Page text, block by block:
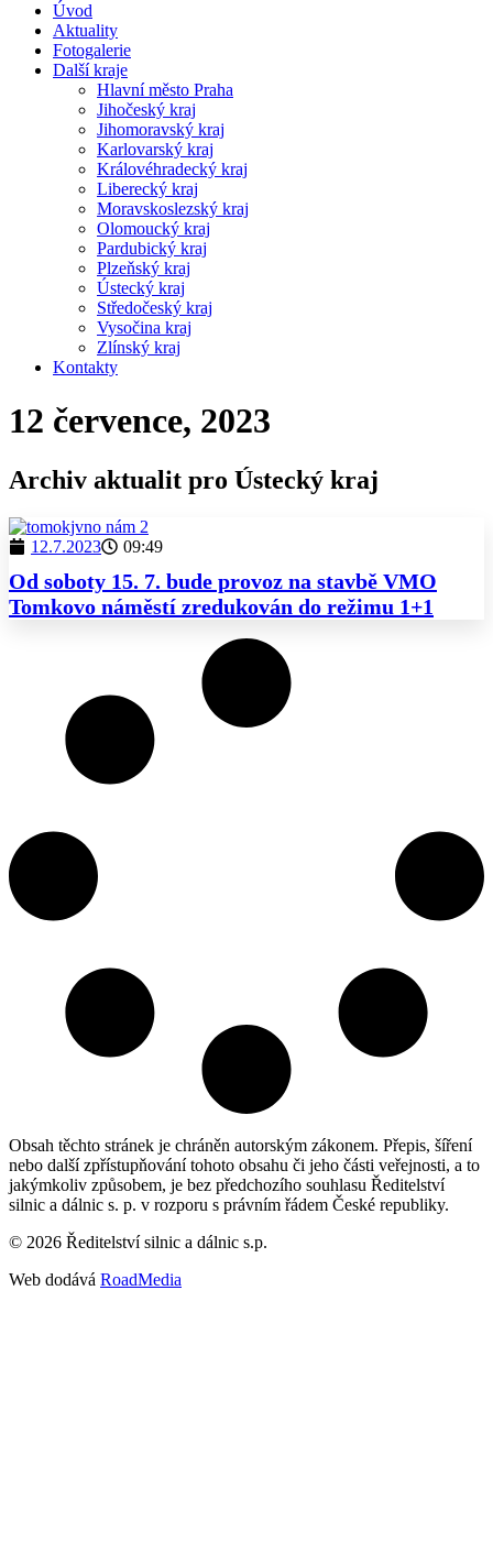
Úvod
Aktuality
Fotogalerie
Další kraje
Hlavní město Praha
Jihočeský kraj
Jihomoravský kraj
Karlovarský kraj
Královéhradecký kraj
Liberecký kraj
Moravskoslezský kraj
Olomoucký kraj
Pardubický kraj
Plzeňský kraj
Ústecký kraj
Středočeský kraj
Vysočina kraj
Zlínský kraj
Kontakty
12 července, 2023
Archiv aktualit pro Ústecký kraj
12.7.2023 09:49
Od soboty 15. 7. bude provoz na stavbě VMO
Tomkovo náměstí zredukován do režimu 1+1
Obsah těchto stránek je chráněn autorským zákonem. Přepis, šíření
nebo další zpřístupňování tohoto obsahu či jeho části veřejnosti, a to
jakýmkoliv způsobem, je bez předchozího souhlasu Ředitelství
silnic a dálnic s. p. v rozporu s právním řádem České republiky.
© 2026 Ředitelství silnic a dálnic s.p.
Web dodává RoadMedia